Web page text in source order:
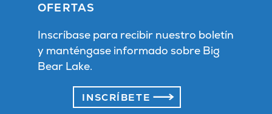
OFERTAS
Inscríbase para recibir nuestro boletín
y manténgase informado sobre Big
Bear Lake.
INSCRÍBETE